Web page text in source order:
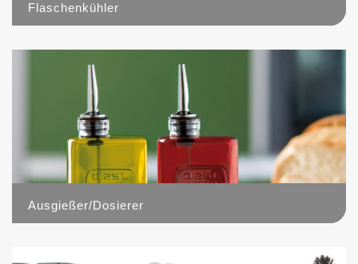
Flaschenkühler
Ausgießer/Dosierer